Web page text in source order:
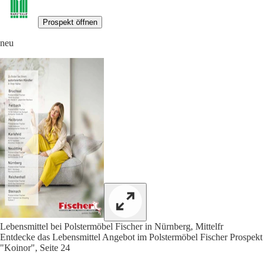
Prospekt öffnen
neu
Lebensmittel bei Polstermöbel Fischer in Nürnberg, Mittelfr
Entdecke das Lebensmittel Angebot im Polstermöbel Fischer Prospekt
"Koinor", Seite 24